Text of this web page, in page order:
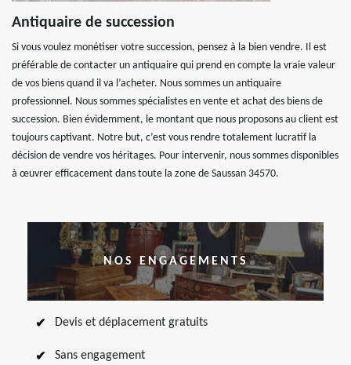
Antiquaire de succession
Si vous voulez monétiser votre succession, pensez à la bien vendre. Il est
préférable de contacter un antiquaire qui prend en compte la vraie valeur
de vos biens quand il va l’acheter. Nous sommes un antiquaire
professionnel. Nous sommes spécialistes en vente et achat des biens de
succession. Bien évidemment, le montant que nous proposons au client est
toujours captivant. Notre but, c’est vous rendre totalement lucratif la
décision de vendre vos héritages. Pour intervenir, nous sommes disponibles
à œuvrer efficacement dans toute la zone de Saussan 34570.
NOS ENGAGEMENTS
Devis et déplacement gratuits
Sans engagement